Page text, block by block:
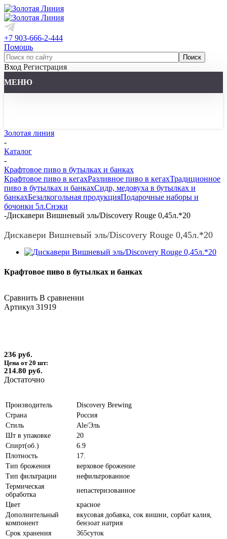
+7 903-666-2-444
Помощь
Вход Регистрация
МЕНЮ
Золотая линия
-
Каталог
-
Крафтовое пиво в бутылках и банках
Крафтовое пиво в кегахРазливное пиво в кегахТрадиционное
пиво в бутылках и банкахСидр, медовуха в бутылках и
банкахБезалкогольная продукцияПодарочные наборы и
бочонки 5л.Снэки
-Дискавери Вишневый эль/Discovery Rouge 0,45л.*20
Дискавери Вишневый эль/Discovery Rouge 0,45л.*20
Крафтовое пиво в бутылках и банках
Сравнить В сравнении
Артикул 31919
236 руб.
Цена от 20 шт:
214.80 руб.
Достаточно
Производитель
Discovery Brewing
Страна
Россия
Стиль
Ale/Эль
Шт в упаковке
20
Спирт(об.)
6.9
Плотность
17.
Тип брожения
верховое брожение
Тип фильтрации
нефильтрованное
Термическая
обработка
непастеризованное
Цвет
красное
Дополнительный
компонент
вкусовая добавка, сок вишни, сорбат калия,
бензоат натрия
Срок хранения
365суток